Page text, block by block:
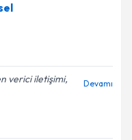
verici iletişimi,
Devamı